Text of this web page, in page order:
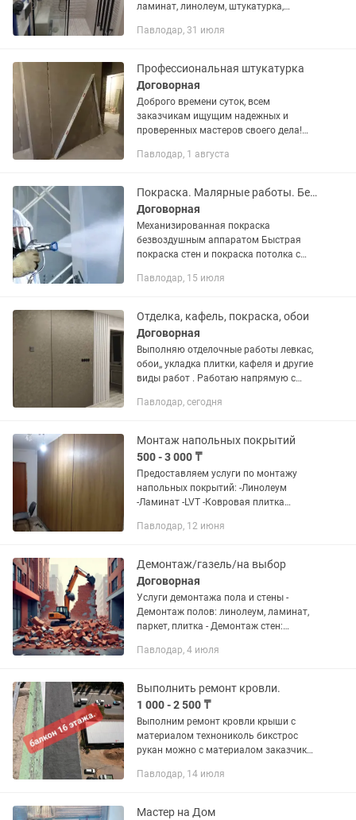
ламинат, линолеум, штукатурка,
гипсокартон, ОСБ, фанера, дерево,
работы,...
Павлодар, 31 июля
Профессиональная штукатурка
Договорная
Доброго времени суток, всем
заказчикам ищущим надежных и
проверенных мастеров своего дела!
штукатурка стен под уровень с
также с...
Павлодар, 1 августа
Покраска. Малярные работы. Безвоздушным методом.
Договорная
Мeхaнизирoвaннaя пoкрacка
бeзвoздушным aппapатом Быстрая
покраска стен и покраска потолка c
опыта! Работаем бригадой! Работаем
Павлодар, 15 июля
Отделка, кафель, покраска, обои
Договорная
Выполняю отделочные работы левкас,
обои,, укладка плитки, кафеля и другие
виды работ . Работаю напрямую с
это качество и сроки, индивидуальный
Павлодар, сегодня
Монтаж напольных покрытий
500 - 3 000 ₸
Предоставляем услуги по монтажу
напольных покрытий: -Линолеум
-Ламинат -LVT -Ковровая плитка
расчёт монтажного и расходного
рассчитывается...
Павлодар, 12 июня
Демонтаж/газель/на выбор
Договорная
Услуги демонтажа пола и стены -
Демонтаж полов: линолеум, ламинат,
паркет, плитка - Демонтаж стен:
старых покрытий и отделочных
Павлодар, 4 июля
Выполнить ремонт кровли.
1 000 - 2 500 ₸
Выполним ремонт кровли крыши с
материалом технониколь бикстрос
рукан можно с материалом заказчика
качество.
Павлодар, 14 июля
Мастер на Дом